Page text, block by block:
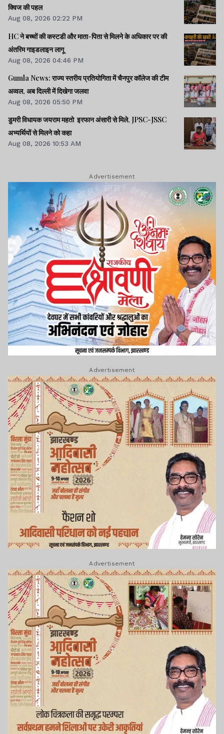
क्विज की पहल
Aug 08, 2026 02:22 PM
HC ने बच्चों की कस्टडी और माता-पिता से मिलने के अधिकार पर की
अंतरिम गाइडलाइन लागू
Aug 08, 2026 04:46 PM
Gumla News: राज्य स्तरीय प्रतियोगिता में चैनपुर कॉलेज की टीम
अव्वल, अब दिल्ली में दिखेगा जलवा
Aug 08, 2026 05:50 PM
डुमरी विधायक जयराम महतो इरफान अंसारी से मिले, JPSC-JSSC
अभ्यर्थियों से मिलने को कहा
Aug 08, 2026 10:53 AM
Advertisement
Advertisement
Advertisement